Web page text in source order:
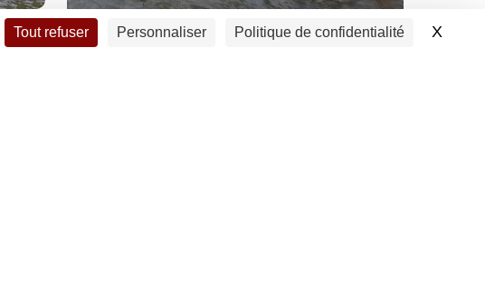
Tout refuser Personnaliser Politique de confidentialité X